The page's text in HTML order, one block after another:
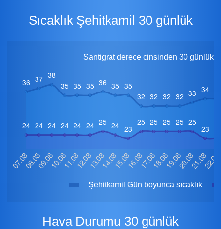
Sıcaklık Şehitkamil 30 günlük
Santigrat derece cinsinden 30 günlük
Şehitkamil Gün boyunca sıcaklık
Hava Durumu 30 günlük